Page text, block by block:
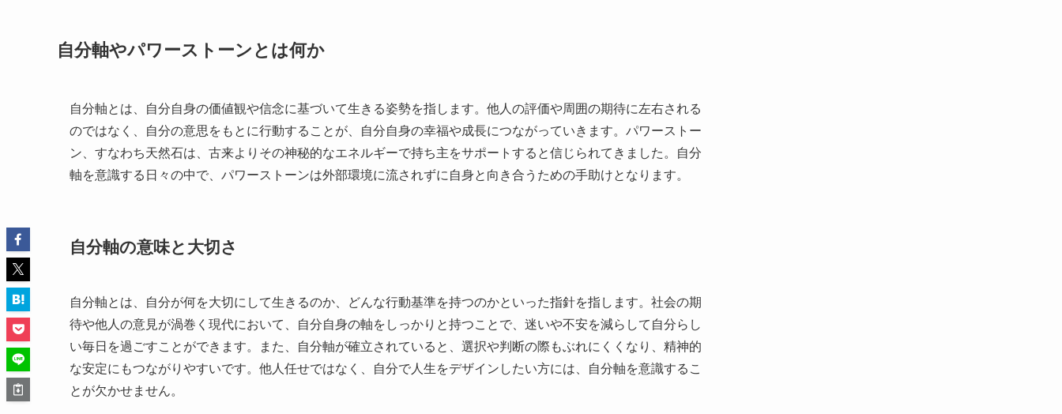
自分軸やパワーストーンとは何か
自分軸とは、自分自身の価値観や信念に基づいて生きる姿勢を指します。他人の評価や周囲の期待に左右される
のではなく、自分の意思をもとに行動することが、自分自身の幸福や成長につながっていきます。パワーストー
ン、すなわち天然石は、古来よりその神秘的なエネルギーで持ち主をサポートすると信じられてきました。自分
軸を意識する日々の中で、パワーストーンは外部環境に流されずに自身と向き合うための手助けとなります。
自分軸の意味と大切さ
自分軸とは、自分が何を大切にして生きるのか、どんな行動基準を持つのかといった指針を指します。社会の期
待や他人の意見が渦巻く現代において、自分自身の軸をしっかりと持つことで、迷いや不安を減らして自分らし
い毎日を過ごすことができます。また、自分軸が確立されていると、選択や判断の際もぶれにくくなり、精神的
な安定にもつながりやすいです。他人任せではなく、自分で人生をデザインしたい方には、自分軸を意識するこ
とが欠かせません。